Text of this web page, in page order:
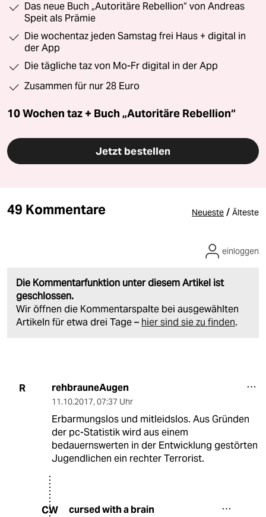
Das neue Buch „Autoritäre Rebellion“ von Andreas
Speit als Prämie
Die wochentaz jeden Samstag frei Haus + digital in
der App
Die tägliche taz von Mo-Fr digital in der App
Zusammen für nur 28 Euro
10 Wochen taz + Buch „Autoritäre Rebellion“
Jetzt bestellen
49 Kommentare Neueste / Älteste
Die Kommentarfunktion unter diesem Artikel ist
geschlossen.
Wir öffnen die Kommentarspalte bei ausgewählten
Artikeln für etwa drei Tage – hier sind sie zu finden.
einloggen
R rehbrauneAugen
11.10.2017, 07:37 Uhr
Erbarmungslos und mitleidslos. Aus Gründen
der pc-Statistik wird aus einem
bedauernswerten in der Entwicklung gestörten
Jugendlichen ein rechter Terrorist.
CW cursed with a brain